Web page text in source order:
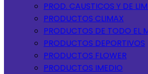
PROD. CAUSTICOS Y DE
PRODUCTOS CLIMAX
PRODUCTOS DE TODO EL
PRODUCTOS DEPORTIVOS
PRODUCTOS FLOWER
PRODUCTOS IMEDIO